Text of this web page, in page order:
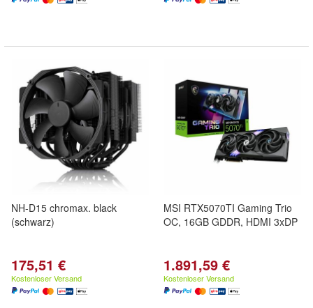
NH-D15 chromax. black
(schwarz)
175,51 €
Kostenloser Versand
MSI RTX5070TI Gaming Trio
OC, 16GB GDDR, HDMI 3xDP
1.891,59 €
Kostenloser Versand